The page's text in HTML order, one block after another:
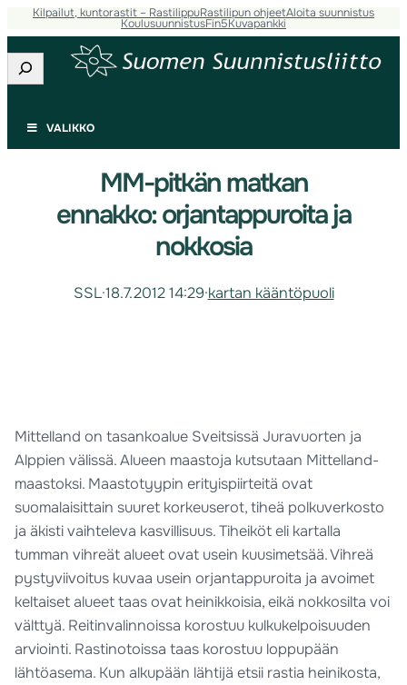
Kilpailut, kuntorastit – RastilippuRastilipun ohjeetAloita suunnistus
KoulusuunnistusFin5Kuvapankki
Etsi
VALIKKO
MM-pitkän matkan
ennakko: orjantappuroita ja
nokkosia
SSL·18.7.2012 14:29·kartan kääntöpuoli
Mittelland on tasankoalue Sveitsissä Juravuorten ja
Alppien välissä. Alueen maastoja kutsutaan Mittelland-
maastoksi. Maastotyypin erityispiirteitä ovat
suomalaisittain suuret korkeuserot, tiheä polkuverkosto
ja äkisti vaihteleva kasvillisuus. Tiheiköt eli kartalla
tumman vihreät alueet ovat usein kuusimetsää. Vihreä
pystyviivoitus kuvaa usein orjantappuroita ja avoimet
keltaiset alueet taas ovat heinikkoisia, eikä nokkosilta voi
välttyä. Reitinvalinnoissa korostuu kulkukelpoisuuden
arviointi. Rastinotoissa taas korostuu loppupään
lähtöasema. Kun alkupään lähtijä etsii rastia heinikosta,